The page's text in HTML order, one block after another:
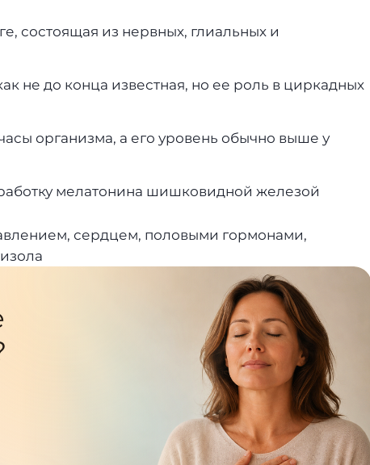
состоящая из нервных, глиальных и
не до конца известная, но ее роль в циркадных
организма, а его уровень обычно выше у
мелатонина шишковидной железой
сердцем, половыми гормонами,